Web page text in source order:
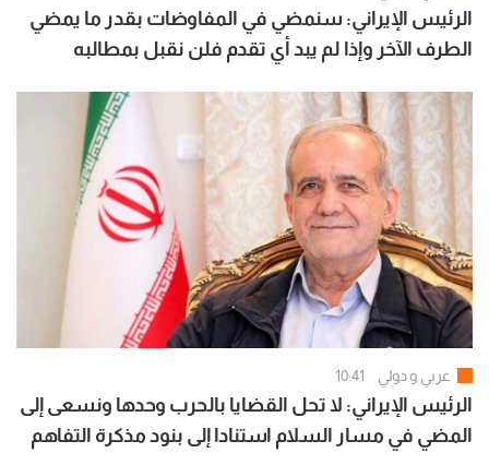
الرئيس الإيراني: سنمضي في المفاوضات بقدر ما يمضي
الطرف الآخر وإذا لم يبد أي تقدم فلن نقبل بمطالبه
عربي و دولي 10:41
الرئيس الإيراني: لا تحل القضايا بالحرب وحدها ونسعى إلى
المضي في مسار السلام استنادا إلى بنود مذكرة التفاهم